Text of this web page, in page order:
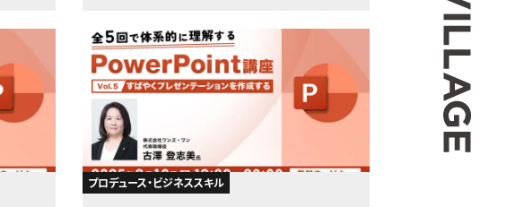
プロデュース・ビジネススキル